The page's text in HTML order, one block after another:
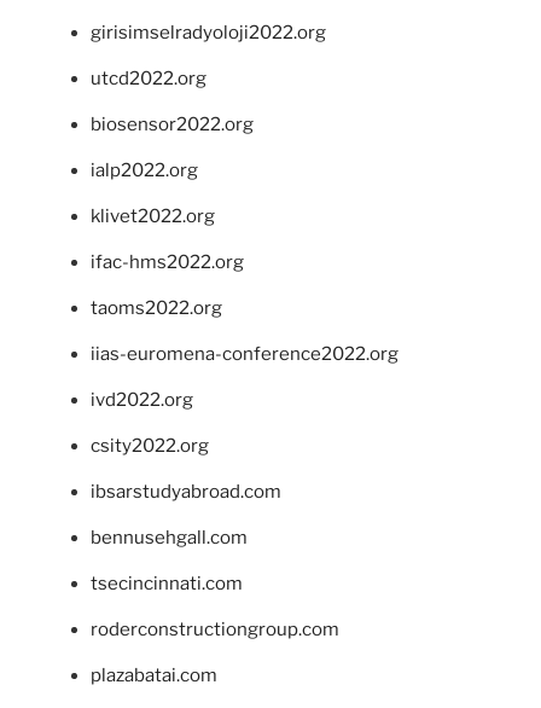
girisimselradyoloji2022.org
utcd2022.org
biosensor2022.org
ialp2022.org
klivet2022.org
ifac-hms2022.org
taoms2022.org
iias-euromena-conference2022.org
ivd2022.org
csity2022.org
ibsarstudyabroad.com
bennusehgall.com
tsecincinnati.com
roderconstructiongroup.com
plazabatai.com